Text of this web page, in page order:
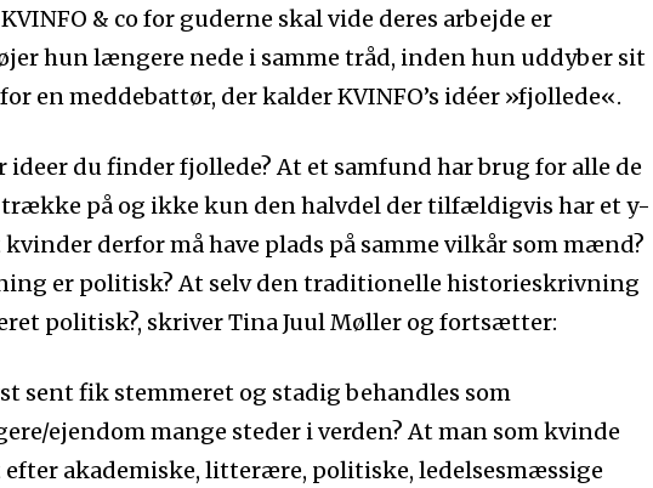
& co for guderne skal vide deres arbejde er
hun længere nede i samme tråd, inden hun uddyber sit
en meddebattør, der kalder KVINFO’s idéer »fjollede«.
ideer du finder fjollede? At et samfund har brug for alle de
på og ikke kun den halvdel der tilfældigvis har et y-
derfor må have plads på samme vilkår som mænd?
er politisk? At selv den traditionelle historieskrivning
politisk?, skriver Tina Juul Møller og fortsætter:
sent fik stemmeret og stadig behandles som
ejendom mange steder i verden? At man som kvinde
akademiske, litterære, politiske, ledelsesmæssige